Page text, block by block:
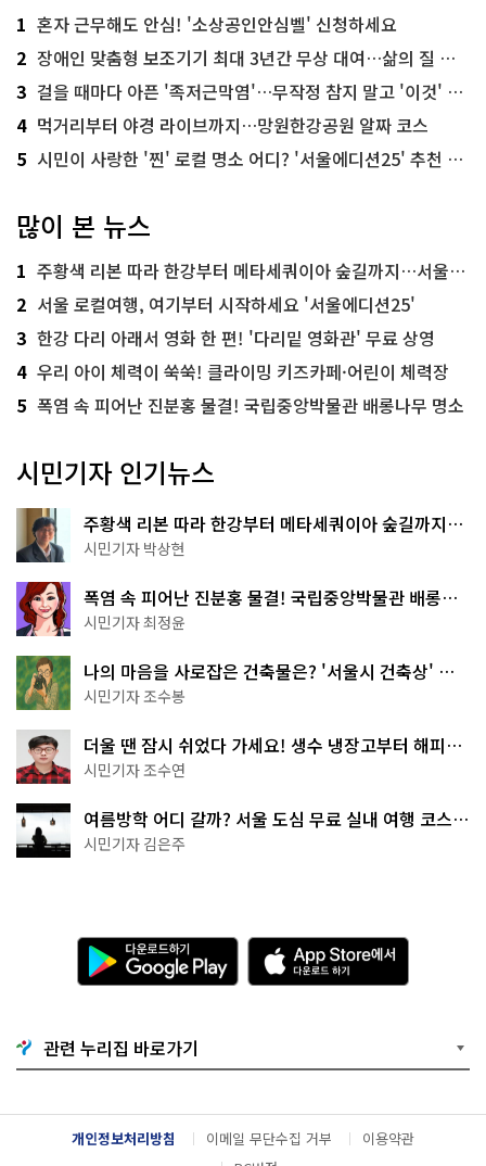
1 혼자 근무해도 안심! '소상공인안심벨' 신청하세요
2 장애인 맞춤형 보조기기 최대 3년간 무상 대여…삶의 질 높인다
3 걸을 때마다 아픈 '족저근막염'…무작정 참지 말고 '이것' 해보세요!
4 먹거리부터 야경 라이브까지…망원한강공원 알짜 코스
5 시민이 사랑한 '찐' 로컬 명소 어디? '서울에디션25' 추천 코스
많이 본 뉴스
1 주황색 리본 따라 한강부터 메타세쿼이아 숲길까지…서울둘레길 15코스
2 서울 로컬여행, 여기부터 시작하세요 '서울에디션25'
3 한강 다리 아래서 영화 한 편! '다리밑 영화관' 무료 상영
4 우리 아이 체력이 쑥쑥! 클라이밍 키즈카페·어린이 체력장
5 폭염 속 피어난 진분홍 물결! 국립중앙박물관 배롱나무 명소
시민기자 인기뉴스
주황색 리본 따라 한강부터 메타세쿼이아 숲길까지…
서울둘레길 15코스
시민기자 박상현
폭염 속 피어난 진분홍 물결! 국립중앙박물관 배롱나
무 명소
시민기자 최정윤
나의 마음을 사로잡은 건축물은? '서울시 건축상' 수
상작 공개!
시민기자 조수봉
더울 땐 잠시 쉬었다 가세요! 생수 냉장고부터 해피소
·무더위쉼터까지
시민기자 조수연
여름방학 어디 갈까? 서울 도심 무료 실내 여행 코스
추천
시민기자 김은주
다
운
로
기
G
o
g
l
e
A
p
p
e
서
다
운
관련 누리집 바로가기
개인정보처리방침 이메일 무단수집 거부
이용약관